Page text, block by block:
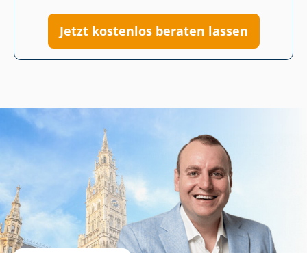
Jetzt kostenlos beraten lassen